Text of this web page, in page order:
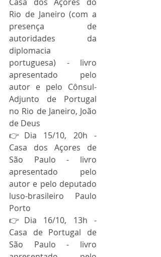
Casa dos Açores do
Rio de Janeiro (com a
presença de
autoridades da
diplomacia
portuguesa) - livro
apresentado pelo
autor e pelo Cônsul-
Adjunto de Portugal
no Rio de Janeiro, João
de Deus
👉Dia 15/10, 20h -
Casa dos Açores de
São Paulo - livro
apresentado pelo
autor e pelo deputado
luso-brasileiro Paulo
Porto
👉Dia 16/10, 13h -
Casa de Portugal de
São Paulo - livro